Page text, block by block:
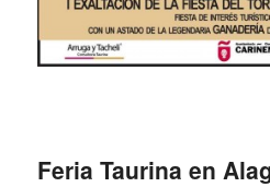
Feria Taurina en